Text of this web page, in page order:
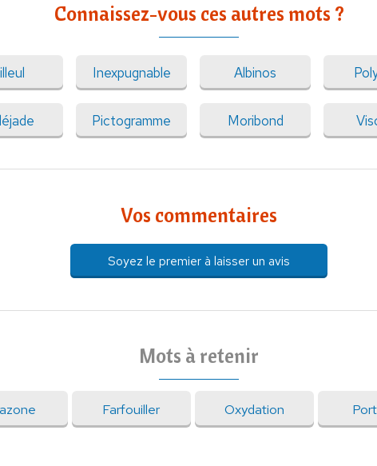
Connaissez-vous ces autres mots ?
Inexpugnable Albinos
Pictogramme Moribond
Vos commentaires
Soyez le premier à laisser un avis
Mots à retenir
Farfouiller Oxydation